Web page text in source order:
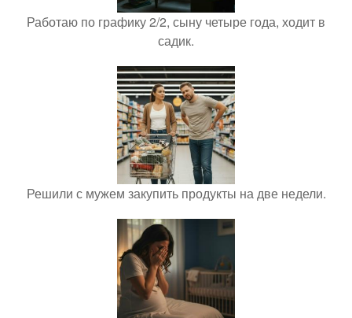
Работаю по графику 2/2, сыну четыре года, ходит в
садик.
Решили с мужем закупить продукты на две недели.